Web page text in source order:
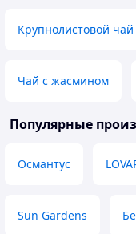
Крупнолистовой чай
Чай с жасмином
Популярные
Османтус
Sun Gardens